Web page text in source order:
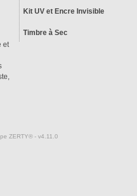
et
Kit UV et Encre Invisible
Timbre à Sec
ZERTY® - v4.11.0